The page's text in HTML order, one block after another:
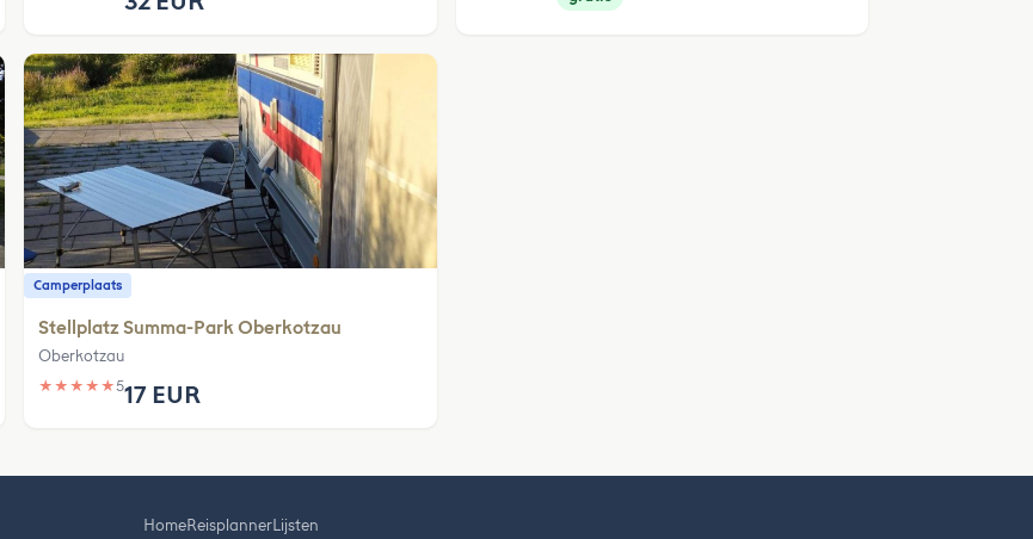
Camperplaats
Stellplatz Summa-Park Oberkotzau
Oberkotzau
★ ★ ★ ★ ★517 EUR
HomeReisplannerLijsten